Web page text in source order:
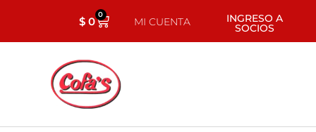
$0 0
MI CUENTA INGRESO A
SOCIOS